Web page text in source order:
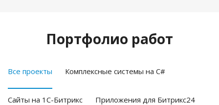
Портфолио работ
Все проекты Комплексные системы на C#
Cайты на 1С-Битрикс Приложения для Битрикс24